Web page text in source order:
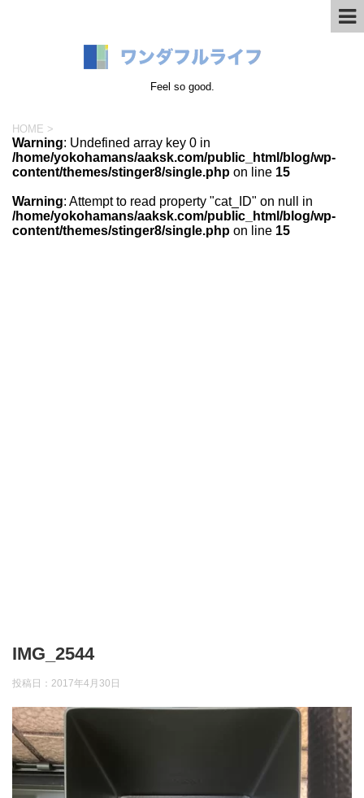
Feel so good.
HOME >
Warning: Undefined array key 0 in
/home/yokohamans/aaksk.com/public_html/blog/wp-
content/themes/stinger8/single.php on line 15
Warning: Attempt to read property "cat_ID" on null in
/home/yokohamans/aaksk.com/public_html/blog/wp-
content/themes/stinger8/single.php on line 15
IMG_2544
投稿日： 2017年4月30日